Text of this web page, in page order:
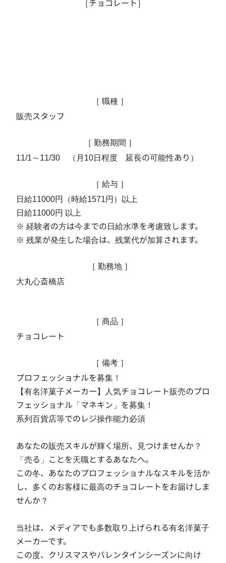
［ 職種 ］
販売スタッフ
［ 勤務期間 ］
11/1～11/30　（月10日程度　延長の可能性あり）
［ 給与 ］
日給11000円（時給1571円）以上
日給11000円 以上
※ 経験者の方は今までの日給水準を考慮致します。
※ 残業が発生した場合は、残業代が加算されます。
［ 勤務地 ］
大丸心斎橋店
［ 商品 ］
チョコレート
［ 備考 ］
プロフェッショナルを募集！
【有名洋菓子メーカー】人気チョコレート販売のプロ
フェッショナル「マネキン」を募集！
系列百貨店等でのレジ操作能力必須
あなたの販売スキルが輝く場所、見つけませんか？
「売る」ことを天職とするあなたへ。
この冬、あなたのプロフェッショナルなスキルを活か
し、多くのお客様に最高のチョコレートをお届けしま
せんか？
当社は、メディアでも多数取り上げられる有名洋菓子
メーカーです。
この度、クリスマスやバレンタインシーズンに向け